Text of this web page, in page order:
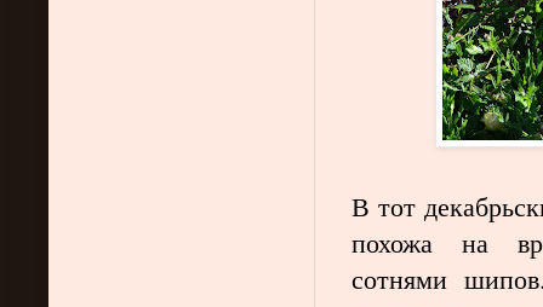
В тот
похожа на
сотнями